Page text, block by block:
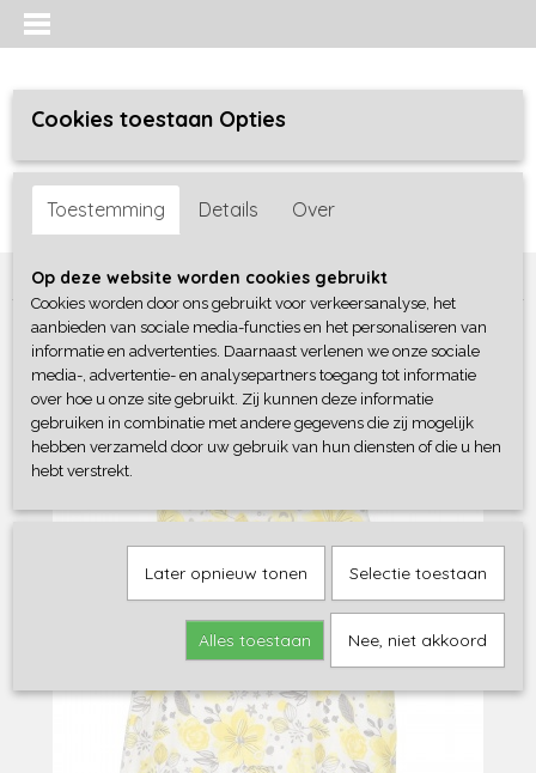
Inloggen Registreren
Home >Meisjes baby>boxpakjes / rompers>Blue Seven
Cookies toestaan Opties
Toestemming Details Over
Op deze website worden cookies gebruikt
Cookies worden door ons gebruikt voor verkeersanalyse, het
aanbieden van sociale media-functies en het personaliseren van
informatie en advertenties. Daarnaast verlenen we onze sociale
media-, advertentie- en analysepartners toegang tot informatie
over hoe u onze site gebruikt. Zij kunnen deze informatie
gebruiken in combinatie met andere gegevens die zij mogelijk
hebben verzameld door uw gebruik van hun diensten of die u hen
hebt verstrekt.
Later opnieuw tonen Selectie toestaan
Alles toestaan Nee, niet akkoord